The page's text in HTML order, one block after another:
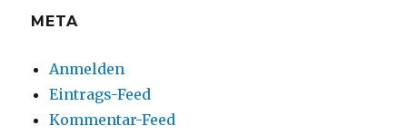
META
Anmelden
Eintrags-Feed
Kommentar-Feed